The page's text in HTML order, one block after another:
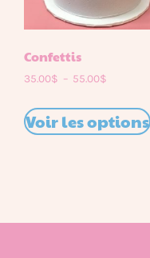
Confettis
35.00$ – 55.00$
Voir les options